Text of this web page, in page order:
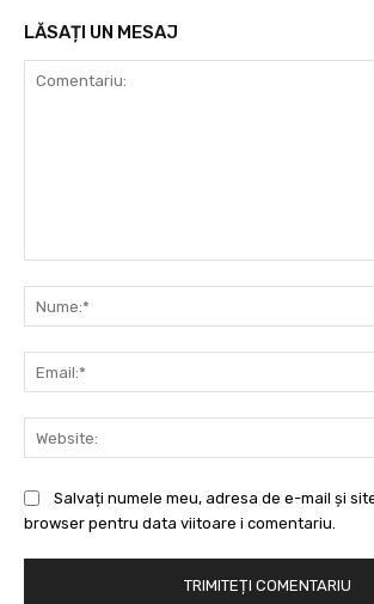
LĂSAȚI UN MESAJ
Salvați numele meu, adresa de e-mail și
browser pentru data viitoare i comentariu.